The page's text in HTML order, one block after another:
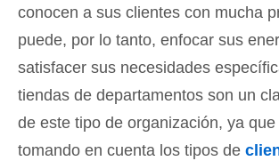
conocen a sus clientes con mucha
puede, por lo tanto, enfocar sus
satisfacer sus necesidades
tiendas de departamentos son un
de este tipo de organización, ya
tomando en cuenta los tipos de